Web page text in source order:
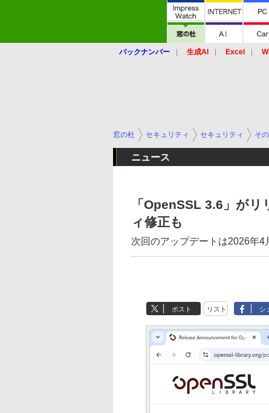
バックナンバー 生成AI Excel
窓の杜 セキュリティ セキュリティ そ
ニュース
「OpenSSL 3.6」が
ィ修正も
次回のアップデートは2026年4
ポスト リスト シ